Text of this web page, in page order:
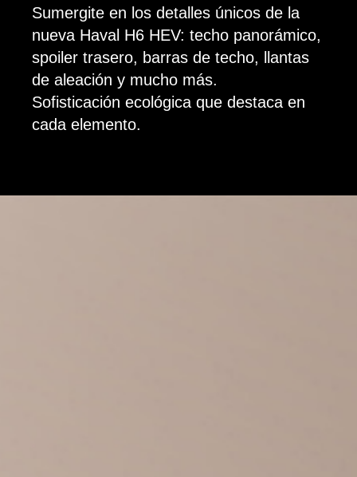
Sumergite en los detalles únicos de la
nueva Haval H6 HEV: techo panorámico,
spoiler trasero, barras de techo, llantas
de aleación y mucho más.
Sofisticación ecológica que destaca en
cada elemento.